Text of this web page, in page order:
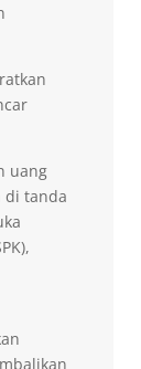
uang
di tanda